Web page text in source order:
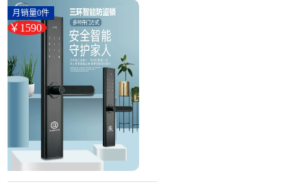
码锁家用防盗门锁感应磁卡
远-指纹锁(三环烟台专卖店仅
售1590元)
￥1590
月销量0件